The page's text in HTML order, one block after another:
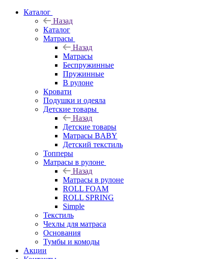
Каталог
Назад
Каталог
Матрасы
Назад
Матрасы
Беспружинные
Пружинные
В рулоне
Кровати
Подушки и одеяла
Детские товары
Назад
Детские товары
Матрасы BABY
Детский текстиль
Топперы
Матрасы в рулоне
Назад
Матрасы в рулоне
ROLL FOAM
ROLL SPRING
Simple
Текстиль
Чехлы для матраса
Основания
Тумбы и комоды
Акции